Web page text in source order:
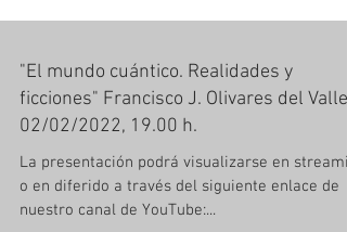
"El mundo cuántico. Realidades y
ficciones" Francisco J. Olivares del Valle.
02/02/2022, 19.00 h.
La presentación podrá visualizarse en